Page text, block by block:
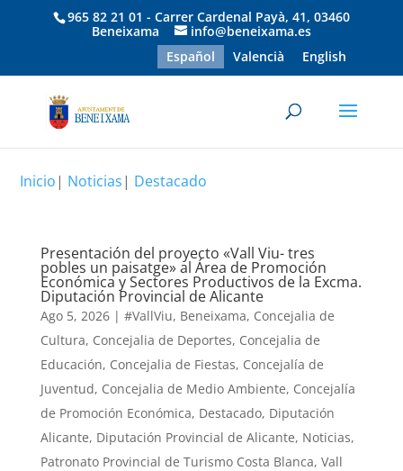
965 82 21 01 - Carrer Cardenal Payà, 41, 03460
Beneixama
info@beneixama.es
Español
Valencià English
Inicio| Noticias| Destacado
Presentación del proyecto «Vall Viu- tres
pobles un paisatge» al Área de Promoción
Económica y Sectores Productivos de la Excma.
Diputación Provincial de Alicante
Ago 5, 2026| #VallViu, Beneixama, Concejalia de
Cultura, Concejalia de Deportes, Concejalia de
Educación, Concejalia de Fiestas, Concejalía de
Juventud, Concejalia de Medio Ambiente, Concejalía
de Promoción Económica, Destacado, Diputación
Alicante, Diputación Provincial de Alicante, Noticias,
Patronato Provincial de Turismo Costa Blanca, Vall